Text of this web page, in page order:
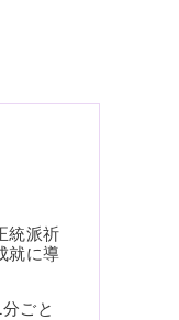
統派祈
就に導
ごと